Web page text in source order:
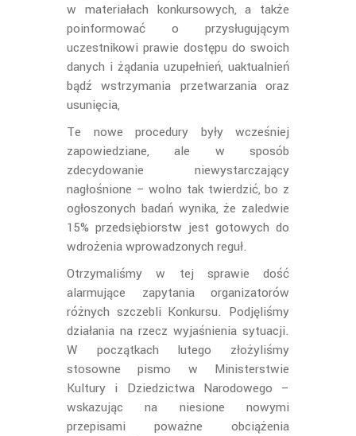
w materiałach konkursowych, a także
poinformować o przysługującym
uczestnikowi prawie dostępu do swoich
danych i żądania uzupełnień, uaktualnień
bądź wstrzymania przetwarzania oraz
usunięcia,
Te nowe procedury były wcześniej
zapowiedziane, ale w sposób
zdecydowanie niewystarczający
nagłośnione – wolno tak twierdzić, bo z
ogłoszonych badań wynika, że zaledwie
15% przedsiębiorstw jest gotowych do
wdrożenia wprowadzonych reguł.
Otrzymaliśmy w tej sprawie dość
alarmujące zapytania organizatorów
różnych szczebli Konkursu. Podjęliśmy
działania na rzecz wyjaśnienia sytuacji.
W początkach lutego złożyliśmy
stosowne pismo w Ministerstwie
Kultury i Dziedzictwa Narodowego –
wskazując na niesione nowymi
przepisami poważne obciążenia